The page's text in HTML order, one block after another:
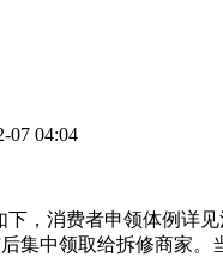
07 04:04
消费者申领体例详
集中领取给拆修商家